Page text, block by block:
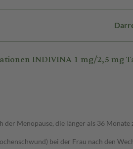
INDIVINA 1 mg/2,5 mg
der Menopause, die länger als 36
bei der Frau nach den